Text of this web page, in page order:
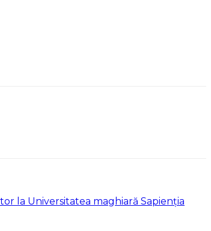
la Universitatea maghiară Sapienția